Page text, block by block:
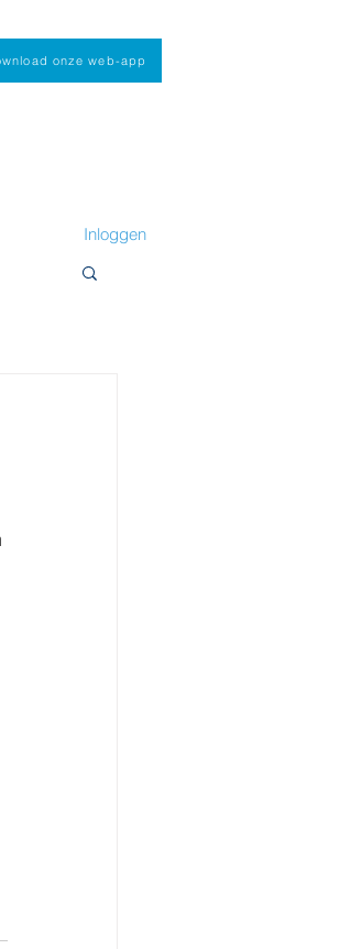
onze web-app
Inloggen